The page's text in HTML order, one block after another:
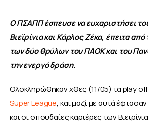
Ο ΠΣΑΠΠ έσπευσε να ευχαριστήσει
Βιεϊρίνια και Κάρλος Ζέκα, έπειτα
των δύο θρύλων του ΠΑΟΚ και του
την ενεργό δράση.
Ολοκληρώθηκαν χθες (11/05) τα play
Super League, και μαζί με αυτά
και οι σπουδαίες καριέρες των